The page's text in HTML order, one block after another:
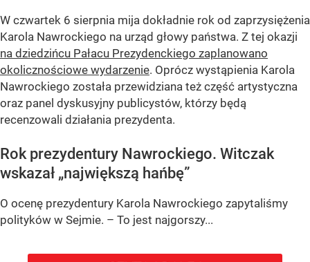
W czwartek 6 sierpnia mija dokładnie rok od zaprzysiężenia
Karola Nawrockiego na urząd głowy państwa. Z tej okazji
na dziedzińcu Pałacu Prezydenckiego zaplanowano
okolicznościowe wydarzenie. Oprócz wystąpienia Karola
Nawrockiego została przewidziana też część artystyczna
oraz panel dyskusyjny publicystów, którzy będą
recenzowali działania prezydenta.
Rok prezydentury Nawrockiego. Witczak
wskazał „największą hańbę”
O ocenę prezydentury Karola Nawrockiego zapytaliśmy
polityków w Sejmie. – To jest najgorszy...